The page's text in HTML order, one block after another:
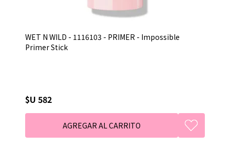
WET N WILD - 1116103 - PRIMER - Impossible
Primer Stick
$U 582